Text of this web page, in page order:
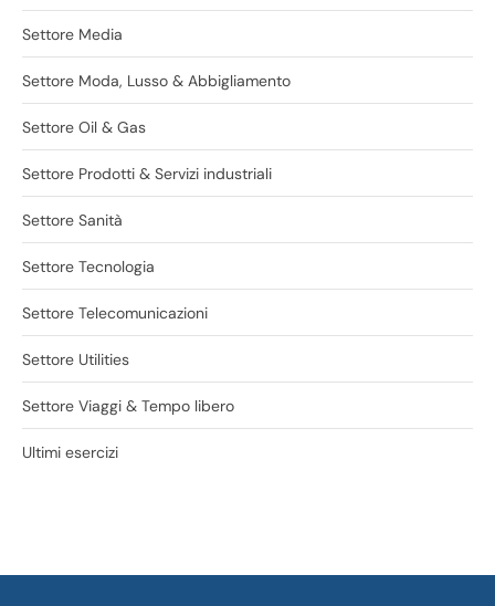
Settore Media
Settore Moda, Lusso & Abbigliamento
Settore Oil & Gas
Settore Prodotti & Servizi industriali
Settore Sanità
Settore Tecnologia
Settore Telecomunicazioni
Settore Utilities
Settore Viaggi & Tempo libero
Ultimi esercizi